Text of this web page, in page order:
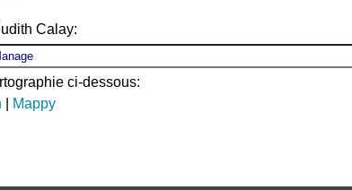
Calay:
ci-dessous:
Mappy